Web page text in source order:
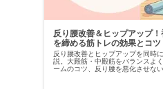
反り腰改善＆ヒップアップ
を締める筋トレの効果とコツ
反り腰改善とヒップアップを同時
説。大殿筋・中殿筋をバランスよ
ームのコツ、反り腰を悪化させな